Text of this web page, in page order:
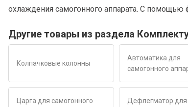
охлаждения самогонного аппарата. С
Другие товары из раздела
Колпачковые колонны
Автоматика для
самогонного
Царга для самогонного
Дефлегматор для